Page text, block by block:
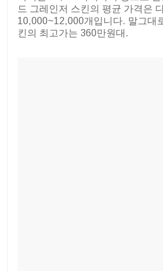
드 그레인저 스킨의 평균 가격은
10,000~12,000개입니다. 말그대
킨의 최고가는 360만원대.